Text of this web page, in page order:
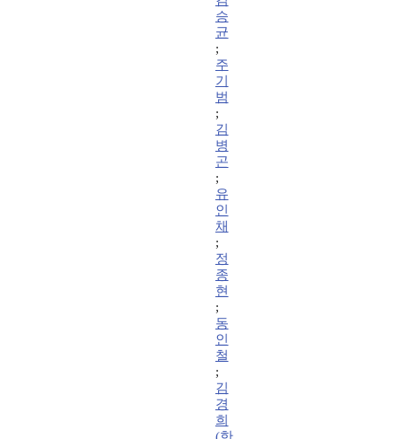
승
균
;
주
기
범
;
김
병
곤
;
유
인
채
;
정
종
현
;
동
인
철
;
김
경
희